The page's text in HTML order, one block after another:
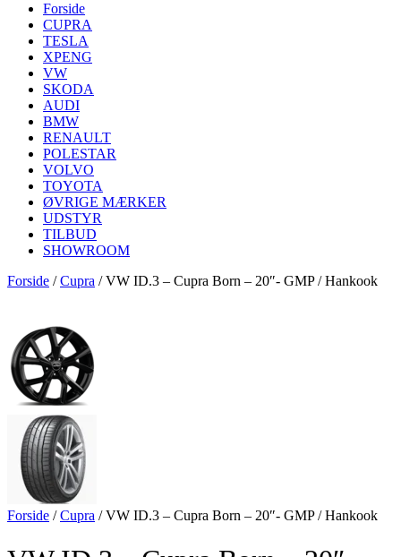
Forside
CUPRA
TESLA
XPENG
VW
SKODA
AUDI
BMW
RENAULT
POLESTAR
VOLVO
TOYOTA
ØVRIGE MÆRKER
UDSTYR
TILBUD
SHOWROOM
Forside /Cupra /VW ID.3 – Cupra Born – 20″- GMP / Hankook
Forside /Cupra /VW ID.3 – Cupra Born – 20″- GMP / Hankook